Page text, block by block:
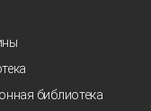
библиотека